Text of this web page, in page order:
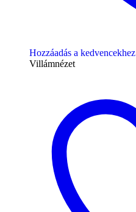
Hozzáadás a kedvencekhez
Villámnézet